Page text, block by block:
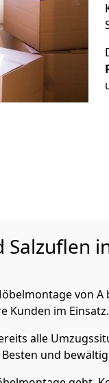
Salzuflen
von
Kunden im Einsatz.
alle
und